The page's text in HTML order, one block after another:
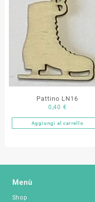
Pattino LN16
0,40 €
Aggiungi al carrello
Menù
Shop